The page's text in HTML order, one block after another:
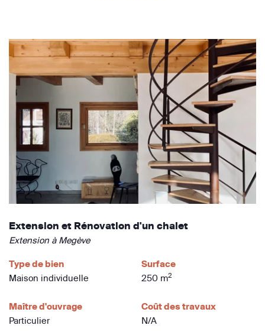
Extension et Rénovation d'un chalet
Extension à Megève
Type de bien
Maison individuelle
Surface
250 m2
Maître d'ouvrage
Particulier
Coût des travaux
N/A